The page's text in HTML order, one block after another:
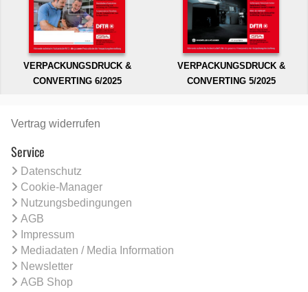
VERPACKUNGSDRUCK &
CONVERTING 6/2025
VERPACKUNGSDRUCK &
CONVERTING 5/2025
Vertrag widerrufen
Service
Datenschutz
Cookie-Manager
Nutzungsbedingungen
AGB
Impressum
Mediadaten / Media Information
Newsletter
AGB Shop